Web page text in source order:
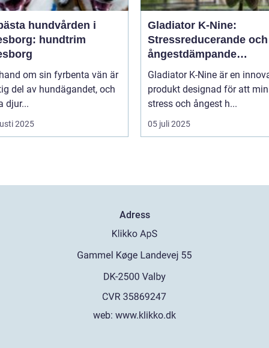
hundvården i
hundtrim
om sin fyrbenta vän är
del av hundägandet, och
djur...
2025
Gladiator K-Nine:
Stressreducerande och
ångestdämpande
hundhalsband
Gladiator K-Nine är en
produkt designad för att
stress och ångest h...
05 juli 2025
Adress
web: www.klikko.dk